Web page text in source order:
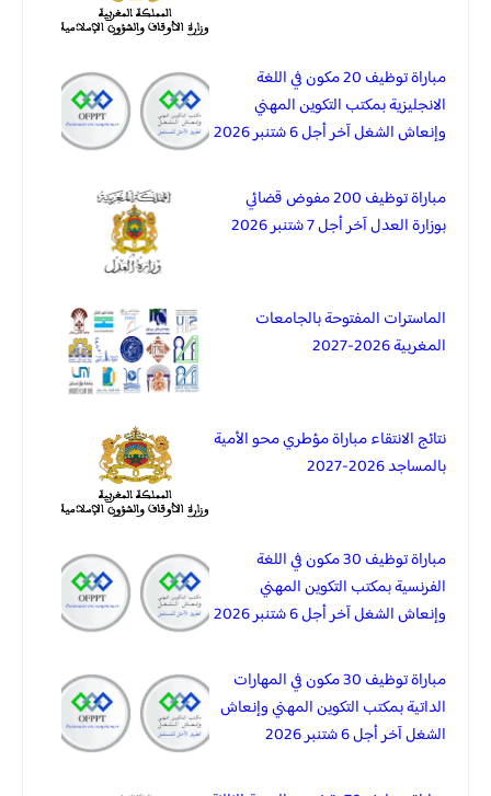
مباراة توظيف 20 مكون في اللغة
الانجليزية بمكتب التكوين المهني
وإنعاش الشغل آخر أجل 6 شتنبر 2026
مباراة توظيف 200 مفوض قضائي
بوزارة العدل آخر أجل 7 شتنبر 2026
الماسترات المفتوحة بالجامعات
المغربية 2026-2027
نتائج الانتقاء مباراة مؤطري محو الأمية
بالمساجد 2026-2027
مباراة توظيف 30 مكون في اللغة
الفرنسية بمكتب التكوين المهني
وإنعاش الشغل آخر أجل 6 شتنبر 2026
مباراة توظيف 30 مكون في المهارات
الداتية بمكتب التكوين المهني وإنعاش
الشغل آخر أجل 6 شتنبر 2026